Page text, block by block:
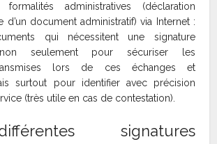
formalités administratives (déclaration
d’un document administratif) via Internet :
qui nécessitent une signature
non seulement pour sécuriser les
lors de ces échanges et
surtout pour identifier avec précision
(très utile en cas de contestation).
signatures